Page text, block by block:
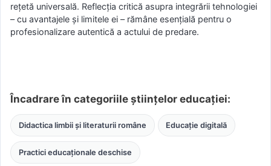
rețetă universală. Reflecția critică asupra integrării tehnologiei
– cu avantajele și limitele ei – rămâne esențială pentru o
profesionalizare autentică a actului de predare.
Încadrare în categoriile științelor educației:
Didactica limbii și literaturii române Educație digitală
Practici educaționale deschise